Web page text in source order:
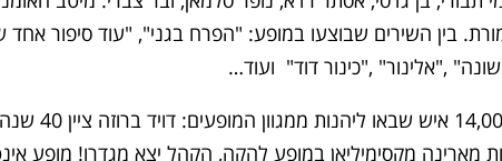
לצלילי 80 נגנים מהתזמורת. בין השירים שבוצעו במופע: "הפרח בגני",
,"אלינור" ,"כינור דוד" ועוד…
"צלילי
מארינה מקסימיליאן במופע להקה, הקהל יצא מגדרו! מופע